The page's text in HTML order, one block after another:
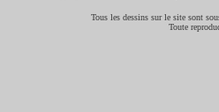
Tous les dessins sur le site sont
Toute